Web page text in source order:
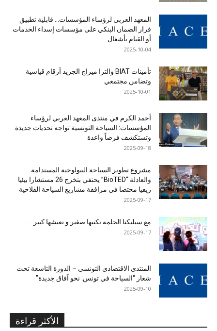
المعهد العربي لرؤساء المؤسسات… قابلية تطبيق
قرار الضمان البنكي على مؤسسات إسداء الخدمات
أو القيام بأشغال
2025-10-04
تأمينات BIAT والترا ميراج الجريد أرقام قياسية
وتضامن مجتمعي
2025-10-01
أحمد الكرم في منتدى المعهد العربي لرؤساء
المؤسسات: السياحة التونسية تواجه تحديات جديدة
وتستكشف فرصاً واعدة
2025-09-18
مشروع تطوير السياحة البيولوجية المستدامة
والعادلة “BioTED” يحتفي بتخرج 26 مستشارا بيئيا
ريفيا مختصا في مرافقة مشاريع السياحة الفلاحية
2025-09-17
مع سيليكتا الحلمة تكتبها صغير و تعيشها كبير …
2025-09-17
المنتدى الاقتصادي التونسي – الدورة التاسعة تحت
شعار “السياحة في تونس: نحو آفاق جديدة”
2025-09-10
الأكثر قراءة